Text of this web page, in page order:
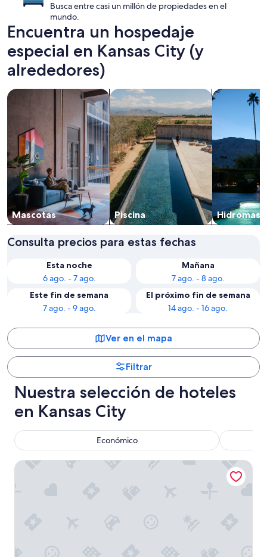
Busca entre casi un millón de propiedades en el
mundo.
Encuentra un hospedaje
especial en Kansas City (y
alrededores)
Mascotas
Buscar propiedades que aceptan mascotas
Piscina
Buscar propiedades con piscina
Buscar
Consulta precios para estas fechas
Esta noche
6 ago. - 7 ago.
Mañana
7 ago. - 8 ago.
Este fin de semana
7 ago. - 9 ago.
El próximo fin de semana
14 ago. - 16 ago.
Ver en el mapa
Filtrar
Nuestra selección de hoteles
en Kansas City
Económico
Loews Kansas City Hotel